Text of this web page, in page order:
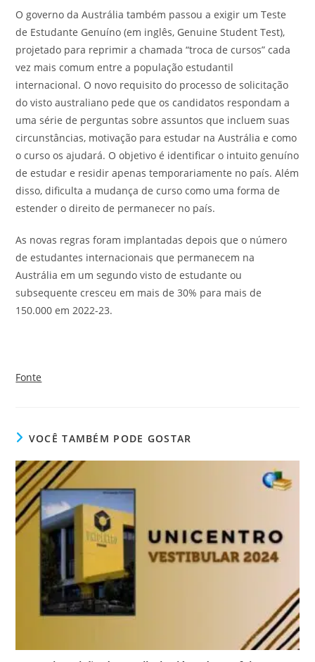
O governo da Austrália também passou a exigir um Teste
de Estudante Genuíno (em inglês, Genuine Student Test),
projetado para reprimir a chamada “troca de cursos” cada
vez mais comum entre a população estudantil
internacional. O novo requisito do processo de solicitação
do visto australiano pede que os candidatos respondam a
uma série de perguntas sobre assuntos que incluem suas
circunstâncias, motivação para estudar na Austrália e como
o curso os ajudará. O objetivo é identificar o intuito genuíno
de estudar e residir apenas temporariamente no país. Além
disso, dificulta a mudança de curso como uma forma de
estender o direito de permanecer no país.
As novas regras foram implantadas depois que o número
de estudantes internacionais que permanecem na
Austrália em um segundo visto de estudante ou
subsequente cresceu em mais de 30% para mais de
150.000 em 2022-23.
Fonte
VOCÊ TAMBÉM PODE GOSTAR